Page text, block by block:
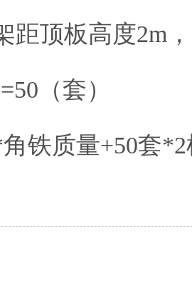
距顶板高度2m
（套）
铁质量+50套